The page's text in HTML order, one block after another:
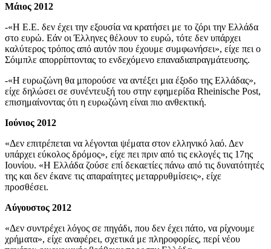
Μάιος 2012
-«Η Ε.Ε. δεν έχει την εξουσία να κρατήσει με το ζόρι την Ελλάδα
στο ευρώ. Εάν οι Έλληνες θέλουν το ευρώ, τότε δεν υπάρχει
καλύτερος τρόπος από αυτόν που έχουμε συμφωνήσει», είχε πει ο
Σόιμπλε απορρίπτοντας το ενδεχόμενο επαναδιαπραγμάτευσης.
-«Η ευρωζώνη θα μπορούσε να αντέξει μια έξοδο της Ελλάδας»,
είχε δηλώσει σε συνέντευξή του στην εφημερίδα Rheinische Post,
επισημαίνοντας ότι η ευρωζώνη είναι πιο ανθεκτική.
Ιούνιος 2012
«Δεν επιτρέπεται να λέγονται ψέματα στον ελληνικό λαό. Δεν
υπάρχει εύκολος δρόμος», είχε πει πριν από τις εκλογές τις 17ης
Ιουνίου. «Η Ελλάδα ζούσε επί δεκαετίες πάνω από τις δυνατότητές
της και δεν έκανε τις απαραίτητες μεταρρυθμίσεις», είχε
προσθέσει.
Αύγουστος 2012
«Δεν συντρέχει λόγος σε πηγάδι, που δεν έχει πάτο, να ρίχνουμε
χρήματα», είχε αναφέρει, σχετικά με πληροφορίες, περί νέου